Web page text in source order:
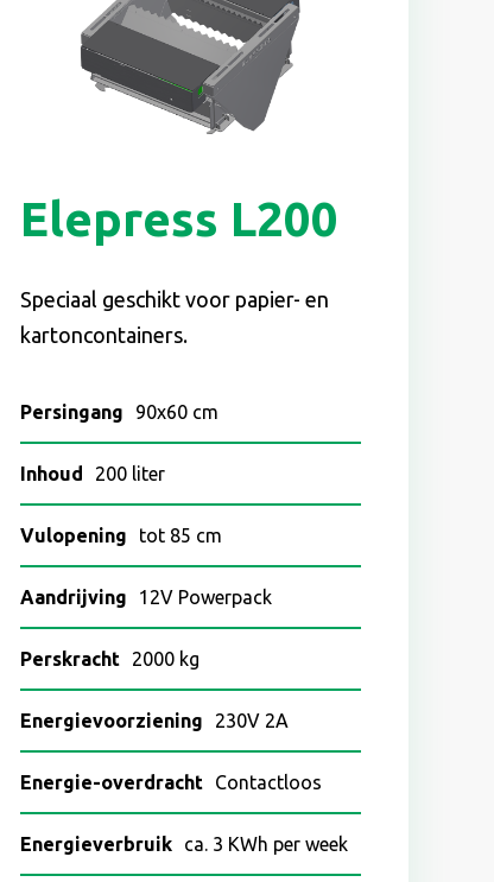
Elepress L200
Speciaal geschikt voor papier- en
kartoncontainers.
Persingang 90x60 cm
Inhoud 200 liter
Vulopening tot 85 cm
Aandrijving 12V Powerpack
Perskracht 2000 kg
Energievoorziening 230V 2A
Energie-overdracht Contactloos
Energieverbruik ca. 3 KWh per week